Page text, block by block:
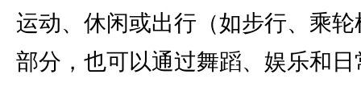
运动、休闲或出行（如步行、乘
部分，也可以通过舞蹈、娱乐和